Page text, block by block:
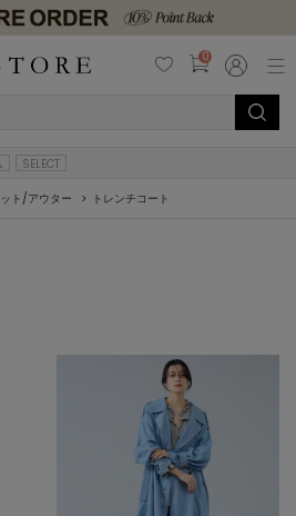
0
SELECT
ト/アウター トレンチコート